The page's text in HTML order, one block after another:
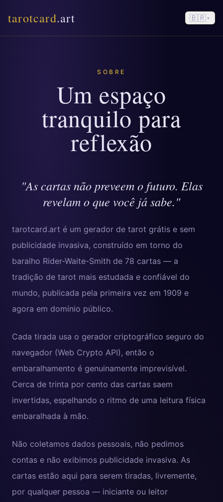
tarotcard.art 🇧🇷▾
SOBRE
Um espaço
tranquilo para
reflexão
"As cartas não preveem o futuro. Elas
revelam o que você já sabe."
tarotcard.art é um gerador de tarot grátis e sem
publicidade invasiva, construído em torno do
baralho Rider-Waite-Smith de 78 cartas — a
tradição de tarot mais estudada e confiável do
mundo, publicada pela primeira vez em 1909 e
agora em domínio público.
Cada tirada usa o gerador criptográfico seguro do
navegador (Web Crypto API), então o
embaralhamento é genuinamente imprevisível.
Cerca de trinta por cento das cartas saem
invertidas, espelhando o ritmo de uma leitura física
embaralhada à mão.
Não coletamos dados pessoais, não pedimos
contas e não exibimos publicidade invasiva. As
cartas estão aqui para serem tiradas, livremente,
por qualquer pessoa — iniciante ou leitor